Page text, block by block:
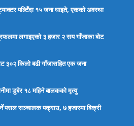
पल्टिँदा १५ जना घाइते, एकको अवस्था
लगाइएको ३ हजार २ सय गाँजाका बोट
३०२ किलो बढी गाँजासहित एक जना
डुबेर १८ महिने बालकको मृत्यु
पसल सञ्चालक पक्राउ, ७ हजारमा बिक्री